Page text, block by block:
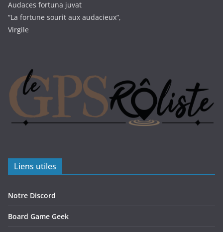
Audaces fortuna juvat
“La fortune sourit aux audacieux”,
Virgile
Liens utiles
Notre Discord
Board Game Geek